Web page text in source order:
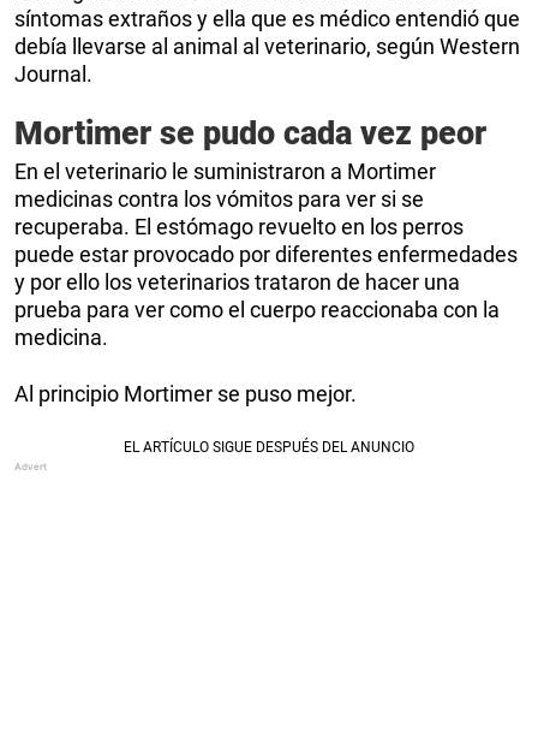
síntomas extraños y ella que es médico entendió que
debía llevarse al animal al veterinario, según Western
Journal.
Mortimer se pudo cada vez peor
En el veterinario le suministraron a Mortimer
medicinas contra los vómitos para ver si se
recuperaba. El estómago revuelto en los perros
puede estar provocado por diferentes enfermedades
y por ello los veterinarios trataron de hacer una
prueba para ver como el cuerpo reaccionaba con la
medicina.
Al principio Mortimer se puso mejor.